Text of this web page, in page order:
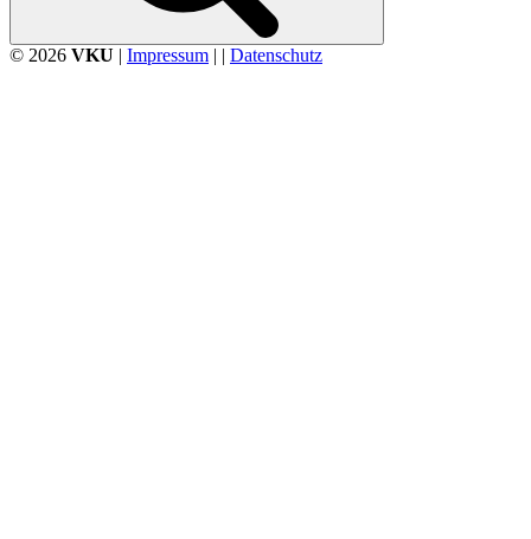
© 2026 VKU | Impressum | | Datenschutz